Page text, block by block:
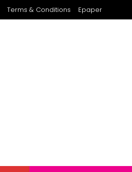
Terms & Conditions Epaper